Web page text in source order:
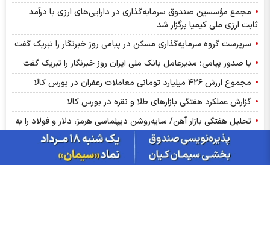
مجمع مؤسسین صندوق سرمایه‌گذاری در دارایی‌های ارزی با درآمد
ثابت ارزی ملی کیمیا برگزار شد
سرپرست گروه سرمایه‌گذاری مسکن در پیامی روز خبرنگار را تبریک گفت
با صدور پیامی؛ مدیرعامل بانک ملی ایران روز خبرنگار را تبریک گفت
مجموع ارزش ۴۲۶ میلیارد تومانی معاملات زعفران در بورس کالا
گزارش عملکرد هفتگی بازارهای طلا و نقره در بورس کالا
تحلیل هفتگی بازار آهن/ سایه‌روشن دیپلماسی هرمز، دلار و فولاد را به
مسیر نزولی کشاند
گزارش ماهانه صنعت سیمان تیر ۱۴۰۵ | سصوفی ضعیف‌ترین عملکرد
ماهانه، رکوردشکنی ۵ نماد